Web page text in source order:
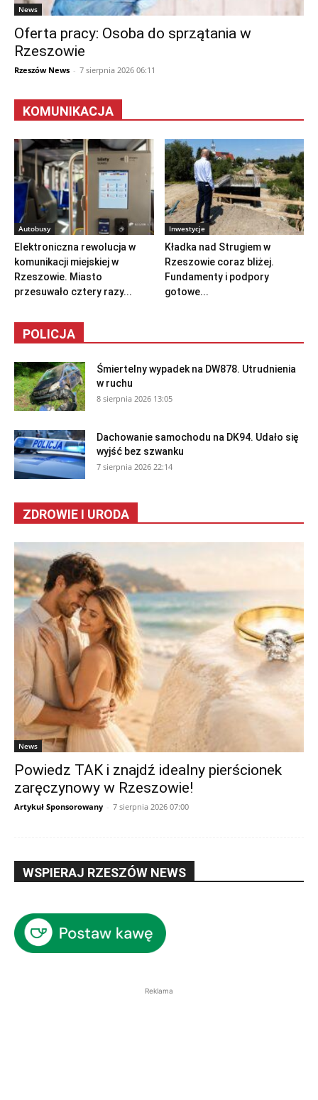
News
Oferta pracy: Osoba do sprzątania w
Rzeszowie
Rzeszów News - 7 sierpnia 2026 06:11
KOMUNIKACJA
Autobusy
Elektroniczna rewolucja w
komunikacji miejskiej w
Rzeszowie. Miasto
przesuwało cztery razy...
Inwestycje
Kładka nad Strugiem w
Rzeszowie coraz bliżej.
Fundamenty i podpory
gotowe...
POLICJA
Śmiertelny wypadek na DW878. Utrudnienia
w ruchu
8 sierpnia 2026 13:05
Dachowanie samochodu na DK94. Udało się
wyjść bez szwanku
7 sierpnia 2026 22:14
ZDROWIE I URODA
News
Powiedz TAK i znajdź idealny pierścionek
zaręczynowy w Rzeszowie!
Artykuł Sponsorowany - 7 sierpnia 2026 07:00
WSPIERAJ RZESZÓW NEWS
Reklama